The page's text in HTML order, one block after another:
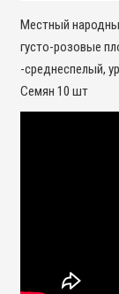
Местный
густо-розовые
-среднеспелый,
Семян 10 шт